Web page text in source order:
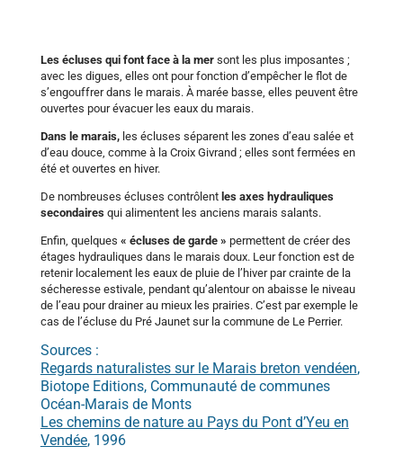
Les écluses qui font face à la mersont les plus imposantes ;
avec les digues, elles ont pour fonction d’empêcher le flot de
s’engouffrer dans le marais. À marée basse, elles peuvent être
ouvertes pour évacuer les eaux du marais.
Dans le marais,les écluses séparent les zones d’eau salée et
d’eau douce, comme à la Croix Givrand ; elles sont fermées en
été et ouvertes en hiver.
De nombreuses écluses contrôlentles axes hydrauliques
secondairesqui alimentent les anciens marais salants.
Enfin, quelques « écluses de garde » permettent de créer des
étages hydrauliques dans le marais doux. Leur fonction est de
retenir localement les eaux de pluie de l’hiver par crainte de la
sécheresse estivale, pendant qu’alentour on abaisse le niveau
de l’eau pour drainer au mieux les prairies. C’est par exemple le
cas de l’écluse du Pré Jaunet sur la commune de Le Perrier.
Sources :
Regards naturalistes sur le Marais breton vendéen,
Biotope Editions, Communauté de communes
Océan-Marais de Monts
Les chemins de nature au Pays du Pont d’Yeu en
Vendée, 1996